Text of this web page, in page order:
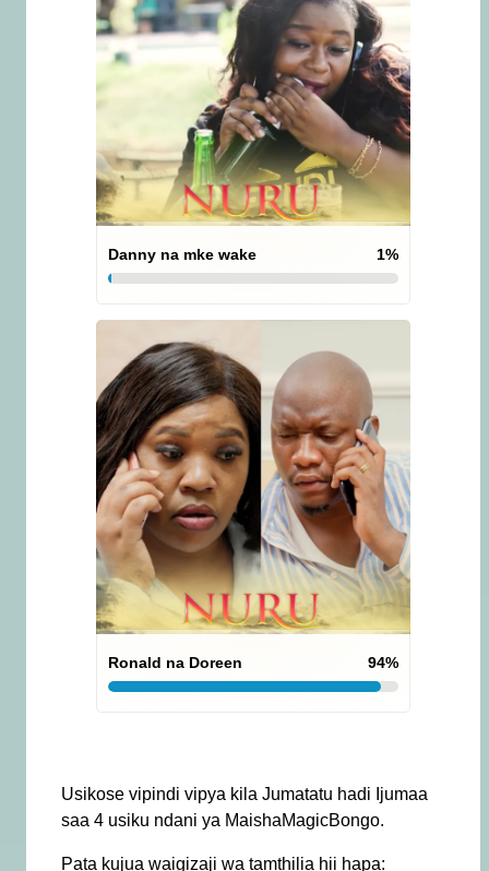
Danny na mke wake 1%
Ronald na Doreen 94%
Usikose vipindi vipya kila Jumatatu hadi Ijumaa
saa 4 usiku ndani ya MaishaMagicBongo.
Pata kujua waigizaji wa tamthilia hii hapa: